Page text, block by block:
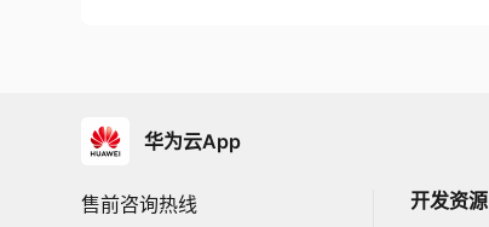
华为云App
售前咨询热线 开发资源